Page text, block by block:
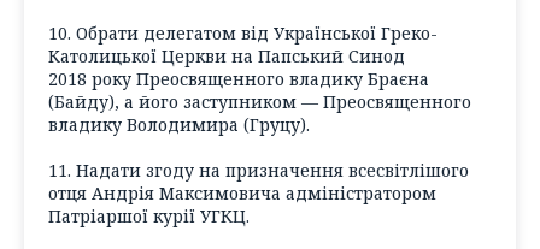
10. Обрати делегатом від Української Греко-
Католицької Церкви на Папський Синод
2018 року Преосвященного владику Браєна
(Байду), а його заступником — Преосвященного
владику Володимира (Груцу).
11. Надати згоду на призначення всесвітлішого
отця Андрія Максимовича адміністратором
Патріаршої курії УГКЦ.